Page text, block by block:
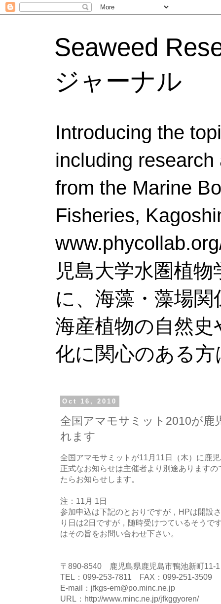
Seaweed
ジャーナル
Introducing the
including
from the Marine
Fisheries,
児島大学水圏植
に、海藻・藻場
海産植物の自然
化に関心のある
Oct 16, 2010
全国アマモサミット2010が鹿
れます
全国アマモサミットが11月11日（木）に鹿
正式なお知らせは主催者より別途あります
たらお知らせします。
注：11月 1日
参加申込は下記のとおりですが，HPは開設
り日は2日ですが，随時受けつているそうで
はその旨をお問い合わせ下さい。
〒890-8540 鹿児島県鹿児島市鴨池新町11-
TEL：099-253-7811 FAX：099-251-3509
E-mail：jfkgs-em@po.minc.ne.jp
URL：http://www.minc.ne.jp/jfkggyoren/